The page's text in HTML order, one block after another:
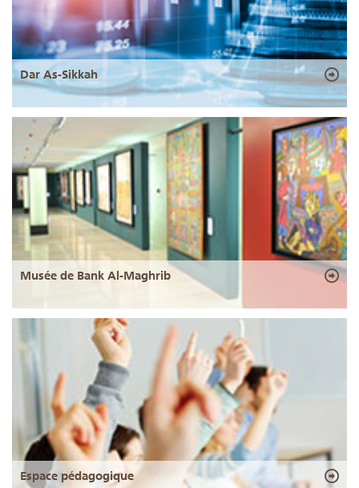
Dar As-Sikkah
Musée de Bank Al-Maghrib
Espace pédagogique